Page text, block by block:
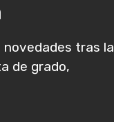
tras la
de grado,